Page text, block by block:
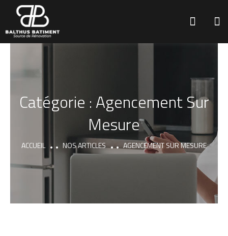
Catégorie : Agencement Sur
Mesure
ACCUEIL NOS ARTICLES AGENCEMENT SUR MESURE